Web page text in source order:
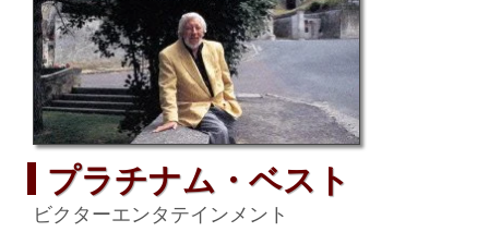
プラチナム・ベスト
ビクターエンタテインメント